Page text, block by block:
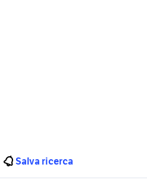
Salva ricerca